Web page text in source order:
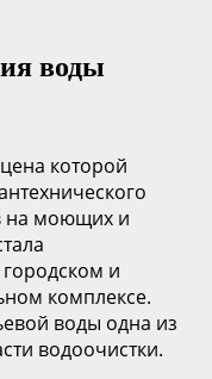
воды
которой
на моющих и
и
комплексе.
воды одна из
водоочистки.